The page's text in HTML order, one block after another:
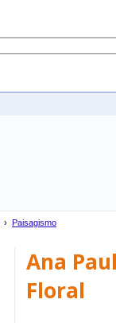
› Paisagismo
Ana
Floral